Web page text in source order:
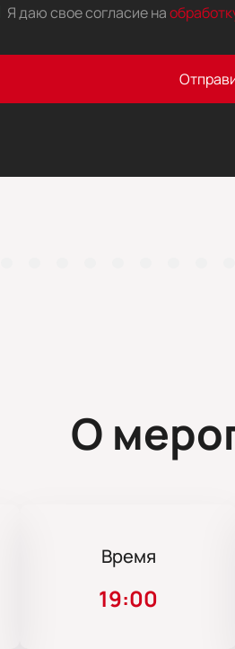
Я даю свое согласие на
О
Время
19:00